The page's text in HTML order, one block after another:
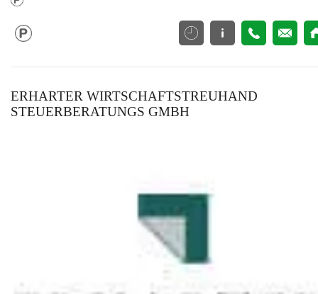
ERHARTER WIRTSCHAFTSTREUHAND
STEUERBERATUNGS GMBH